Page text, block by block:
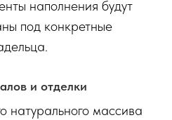
наполнения будут
под конкретные
и отделки
натурального массива